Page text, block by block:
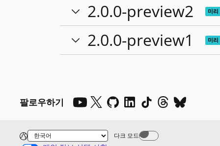
2.0.0-preview2
미리
2.0.0-preview1 미리
팔로우하기
다크 모드
Dark mode off